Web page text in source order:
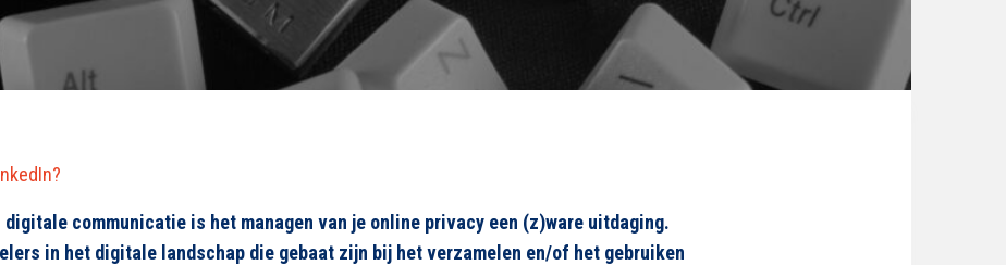
communicatie is het managen van je online privacy een (z)ware uitdaging.
in het digitale landschap die gebaat zijn bij het verzamelen en/of het gebruiken